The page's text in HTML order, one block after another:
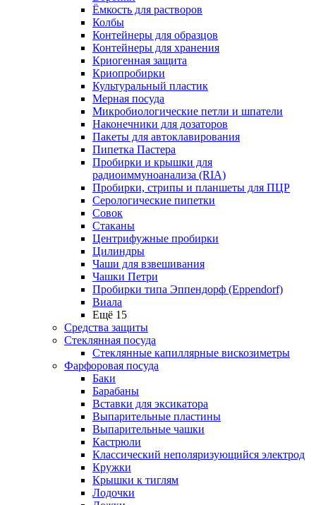
Ёмкость для растворов
Колбы
Контейнеры для образцов
Контейнеры для хранения
Криогенная защита
Криопробирки
Культуральный пластик
Мерная посуда
Микробиологические петли и шпатели
Наконечники для дозаторов
Пакеты для автоклавирования
Пипетка Пастера
Пробирки и крышки для
радиоиммуноанализа (RIA)
Пробирки, стрипы и планшеты для ПЦР
Серологические пипетки
Совок
Стаканы
Центрифужные пробирки
Цилиндры
Чаши для взвешивания
Чашки Петри
Пробирки типа Эппендорф (Eppendorf)
Виала
Ещё 15
Средства защиты
Стеклянная посуда
Стеклянные капиллярные вискозиметры
Фарфоровая посуда
Баки
Барабаны
Вставки для эксикатора
Выпарительные пластины
Выпарительные чашки
Кастрюли
Классический неполяризующийся электрод
Кружки
Крышки к тиглям
Лодочки